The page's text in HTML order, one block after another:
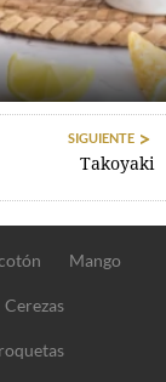
SIGUIENTE
Takoyaki
Mango
Cerezas